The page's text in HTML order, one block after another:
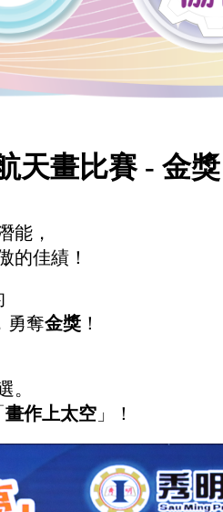
天畫比賽 - 金獎
能，
的佳績！
勇奪金獎！
。
畫作上太空 」！